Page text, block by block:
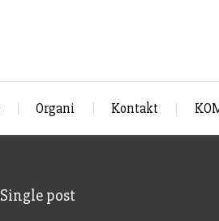
Organi Kontakt
Single post